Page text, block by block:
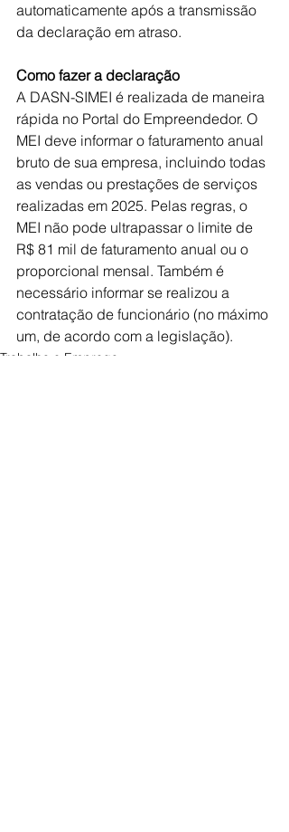
automaticamente após a transmissão
da declaração em atraso.
Como fazer a declaração
A DASN-SIMEI é realizada de maneira
rápida no Portal do Empreendedor. O
MEI deve informar o faturamento anual
bruto de sua empresa, incluindo todas
as vendas ou prestações de serviços
realizadas em 2025. Pelas regras, o
MEI não pode ultrapassar o limite de
R$ 81 mil de faturamento anual ou o
proporcional mensal. Também é
necessário informar se realizou a
contratação de funcionário (no máximo
um, de acordo com a legislação).
Trabalho e Emprego